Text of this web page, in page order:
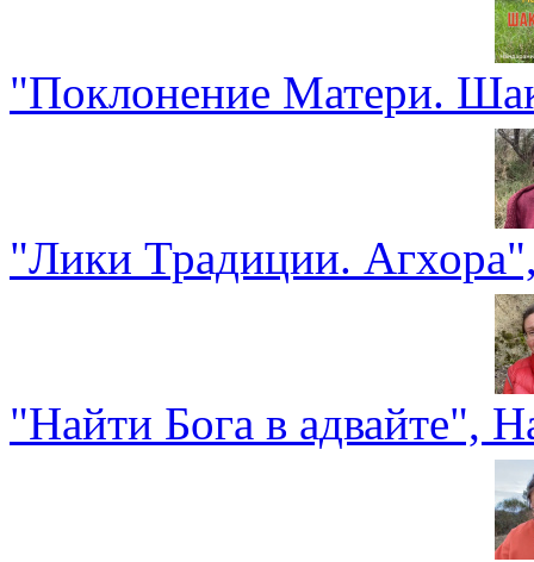
"Поклонение Матери.
"Лики Традиции.
"Найти Бога в адвайте",